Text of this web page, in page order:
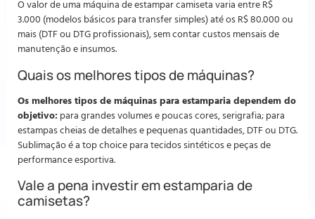
O valor de uma máquina de estampar camiseta varia entre R$
3.000 (modelos básicos para transfer simples) até os R$ 80.000 ou
mais (DTF ou DTG profissionais), sem contar custos mensais de
manutenção e insumos.
Quais os melhores tipos de máquinas?
Os melhores tipos de máquinas para estamparia dependem do
objetivo: para grandes volumes e poucas cores, serigrafia; para
estampas cheias de detalhes e pequenas quantidades, DTF ou DTG.
Sublimação é a top choice para tecidos sintéticos e peças de
performance esportiva.
Vale a pena investir em estamparia de
camisetas?